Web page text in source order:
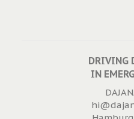
DRIVING
IN